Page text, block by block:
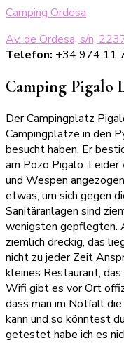
Camping Ordesa
Av. de Ordesa, s/n,
Telefon: +34 974 11
Camping Pigalo
Der Campingplatz
Campingplätze in den
besucht haben. Er
am Pozo Pigalo. Leider
und Wespen
etwas, um sich gegen
Sanitäranlagen sind
wenigsten gepflegten.
ziemlich dreckig, das
nicht zu jeder Zeit
kleines Restaurant,
Wifi gibt es vor Ort
dass man im Notfall
kann und so könntest
getestet habe ich es